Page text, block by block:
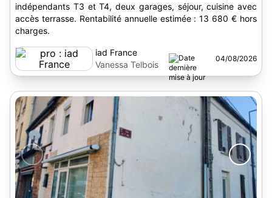
indépendants T3 et T4, deux garages, séjour, cuisine avec
accès terrasse. Rentabilité annuelle estimée : 13 680 € hors
charges.
iad France
Vanessa Telbois
04/08/2026